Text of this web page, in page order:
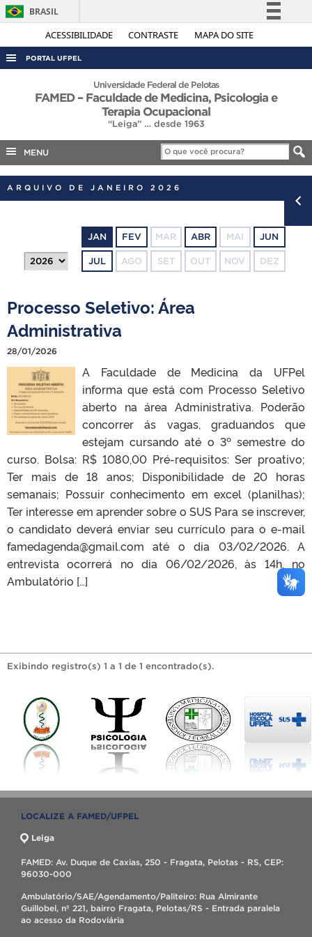
ACESSIBILIDADE CONTRASTE MAPA DO SITE
BRASIL
Simplifique!
Acesso à informação
Legislação
Canais
PORTAL UFPEL
ACESSO À INFORMAÇÃO
CONCURSOS
EDITAIS
INTERNACIONAL
TELEFONES
Universidade Federal de Pelotas
FAMED – Faculdade de Medicina, Psicologia e
Terapia Ocupacional
“Leiga” … desde 1963
MENU
ARQUIVO DE JANEIRO 2026
JAN FEV MAR ABR MAI JUN
JUL AGO SET OUT NOV DEZ
Processo Seletivo: Área
Administrativa
28/01/2026
A Faculdade de Medicina da UFPel
informa que está com Processo Seletivo
aberto na área Administrativa. Poderão
concorrer ás vagas, graduandos que
estejam cursando até o 3º semestre do
curso. Bolsa: R$ 1080,00 Pré-requisitos: Ser proativo;
Ter mais de 18 anos; Disponibilidade de 20 horas
semanais; Possuir conhecimento em excel (planilhas);
Ter interesse em aprender sobre o SUS Para se inscrever,
o candidato deverá enviar seu currículo para o e-mail
famedagenda@gmail.com até o dia 03/02/2026. A
entrevista ocorrerá no dia 06/02/2026, às 14h, no
Ambulatório […]
Exibindo registro(s) 1 a 1 de 1 encontrado(s).
LOCALIZE A FAMED/UFPEL
Leiga
FAMED: Av. Duque de Caxias, 250 - Fragata, Pelotas - RS, CEP:
96030-000
Ambulatório/SAE/Agendamento/Paliteiro: Rua Almirante
Guillobel, nº 221, bairro Fragata, Pelotas/RS - Entrada paralela
ao acesso da Rodoviária